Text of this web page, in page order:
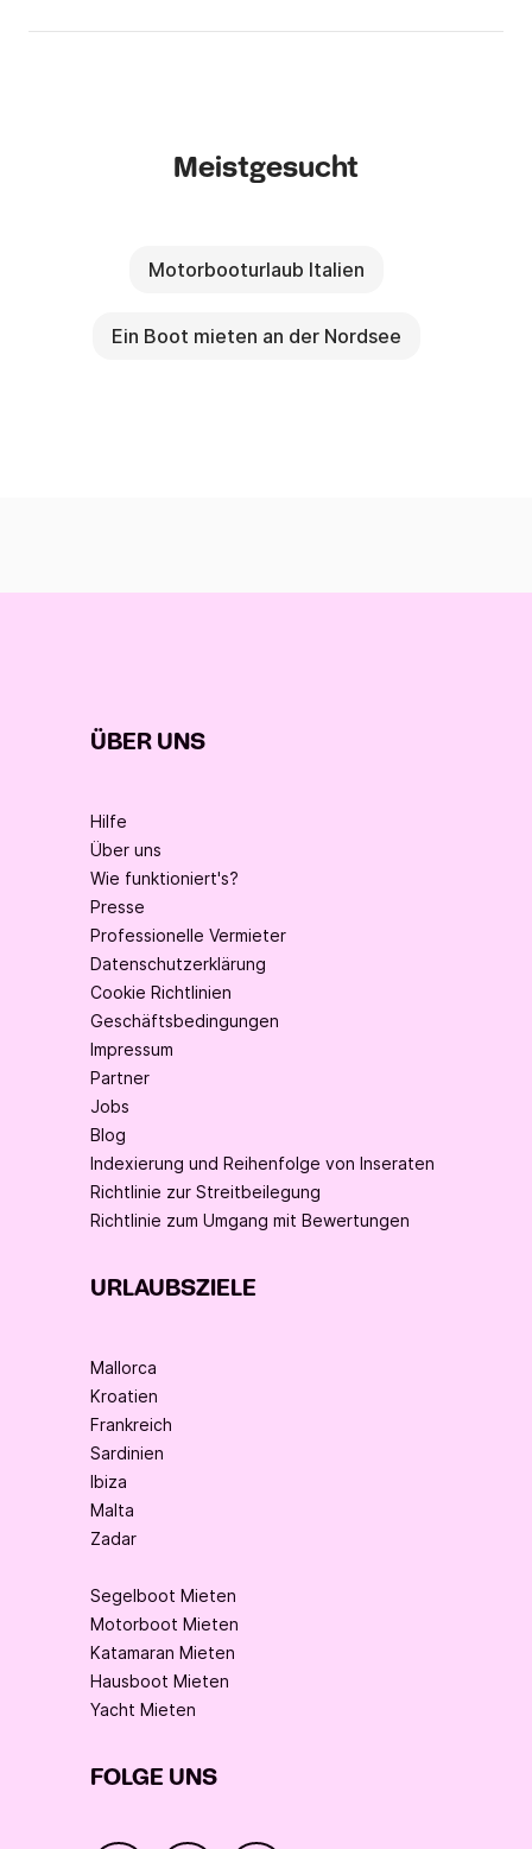
Meistgesucht
Motorbooturlaub Italien
Ein Boot mieten an der Nordsee
ÜBER UNS
Hilfe
Über uns
Wie funktioniert's?
Presse
Professionelle Vermieter
Datenschutzerklärung
Cookie Richtlinien
Geschäftsbedingungen
Impressum
Partner
Jobs
Blog
Indexierung und Reihenfolge von Inseraten
Richtlinie zur Streitbeilegung
Richtlinie zum Umgang mit Bewertungen
URLAUBSZIELE
Mallorca
Kroatien
Frankreich
Sardinien
Ibiza
Malta
Zadar
Segelboot Mieten
Motorboot Mieten
Katamaran Mieten
Hausboot Mieten
Yacht Mieten
FOLGE UNS